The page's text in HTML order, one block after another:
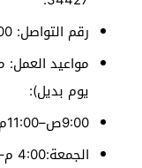
رقم التواصل: 0560101100.
مواعيد
يوم بديل):
9:00ص–11:00م.
الجمعة:4:00 م–11:00 م.